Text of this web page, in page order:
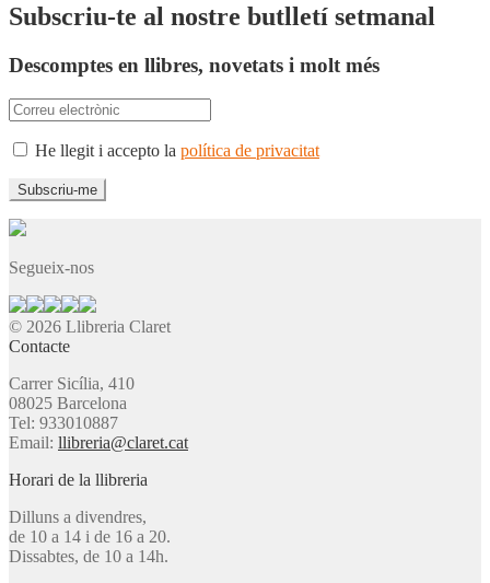
Subscriu-te al nostre butlletí setmanal
Descomptes en llibres, novetats i molt més
He llegit i accepto la política de privacitat
Segueix-nos
© 2026 Llibreria Claret
Contacte
Carrer Sicília, 410
08025 Barcelona
Tel: 933010887
Email: llibreria@claret.cat
Horari de la llibreria
Dilluns a divendres,
de 10 a 14 i de 16 a 20.
Dissabtes, de 10 a 14h.